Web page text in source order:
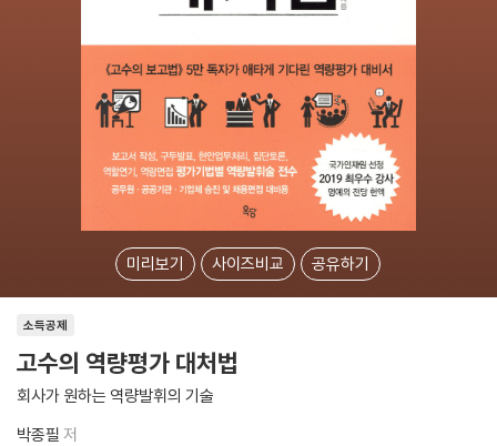
미리보기 사이즈비교 공유하기
소득공제
고수의 역량평가 대처법
회사가 원하는 역량발휘의 기술
박종필 저